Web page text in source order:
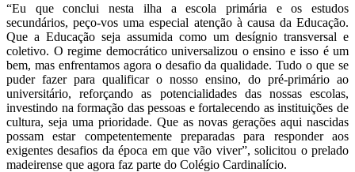
“Eu que conclui nesta ilha a escola primária e os estudos
secundários, peço-vos uma especial atenção à causa da Educação.
Que a Educação seja assumida como um desígnio transversal e
coletivo. O regime democrático universalizou o ensino e isso é um
bem, mas enfrentamos agora o desafio da qualidade. Tudo o que se
puder fazer para qualificar o nosso ensino, do pré-primário ao
universitário, reforçando as potencialidades das nossas escolas,
investindo na formação das pessoas e fortalecendo as instituições de
cultura, seja uma prioridade. Que as novas gerações aqui nascidas
possam estar competentemente preparadas para responder aos
exigentes desafios da época em que vão viver”, solicitou o prelado
madeirense que agora faz parte do Colégio Cardinalício.